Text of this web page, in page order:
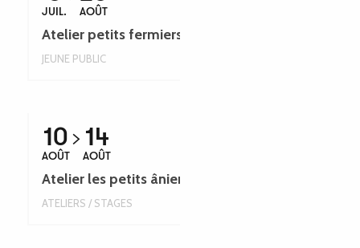
JUIL. AOÛT
Atelier petits fermiers - 2 à 8 ans
JEUNE PUBLIC
10
AOÛT
14
AOÛT
Atelier les petits âniers : 2 à 8 ans
ATELIERS / STAGES